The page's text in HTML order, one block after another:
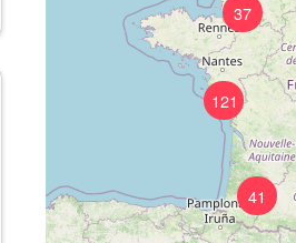
37
121
41